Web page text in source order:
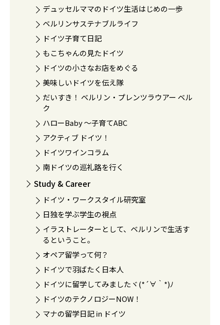
デュッセルママのドイツ生活はじめの一歩
ベルリンサステナブルライフ
ドイツ子育て日記
もこちゃんの見たドイツ
ドイツの小さなお店をめぐる
美味しいドイツを伝え隊
だいすき！ ベルリン・プレンツラウアー ベル
ク
ハローBaby 〜子育てABC
アクティブ ドイツ！
ドイツワインコラム
南ドイツの巡礼路を行く
Study & Career
ドイツ・ワークスタイル研究室
日独を学ぶ学生の視点
イラストレーターとして、ベルリンで生活す
るということ。
オペア留学って何？
ドイツで羽ばたく日本人
ドイツに留学してみましたヾ(*´∀｀*)ﾉ
ドイツのテクノロジーNOW！
マナの留学日記 in ドイツ